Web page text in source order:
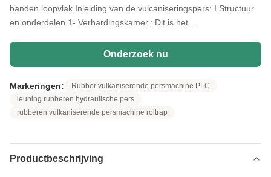
banden loopvlak Inleiding van de vulcaniseringspers: I.Structuur
en onderdelen 1- Verhardingskamer.: Dit is het ...
Onderzoek nu
Markeringen:
Rubber vulkaniserende persmachine PLC
leuning rubberen hydraulische pers
rubberen vulkaniserende persmachine roltrap
Productbeschrijving